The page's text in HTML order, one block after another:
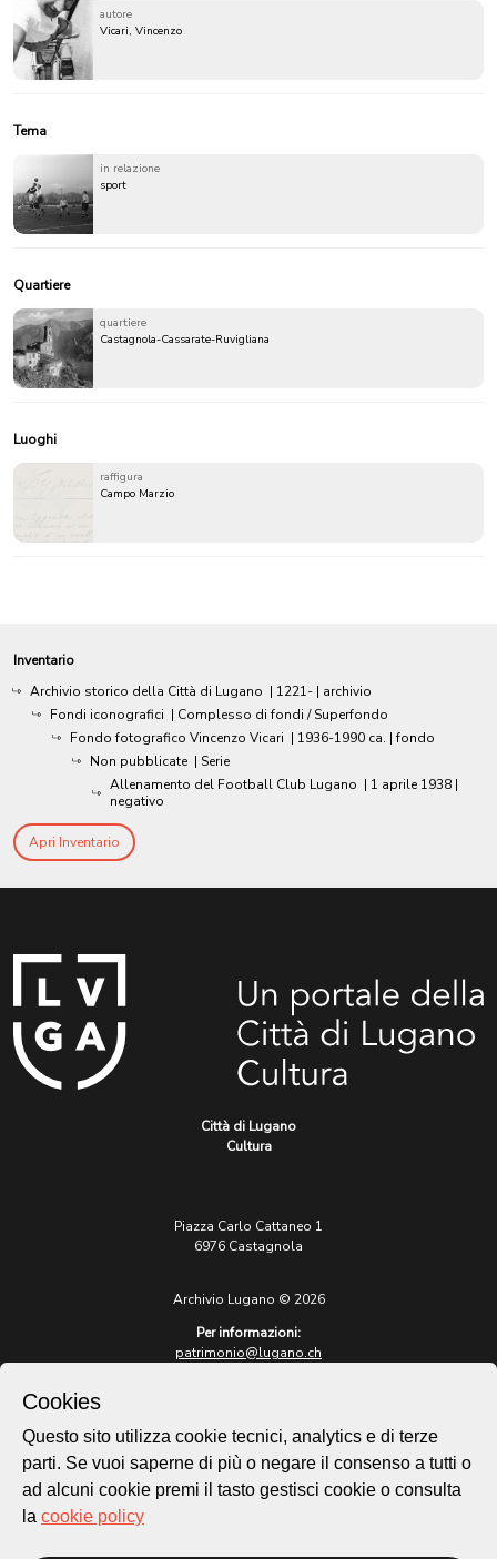
autore
Vicari, Vincenzo
Tema
in relazione
sport
Quartiere
quartiere
Castagnola-Cassarate-Ruvigliana
Luoghi
raffigura
Campo Marzio
Inventario
Archivio storico della Città di Lugano | 1221- | archivio
Fondi iconografici | Complesso di fondi / Superfondo
Fondo fotografico Vincenzo Vicari | 1936-1990 ca. | fondo
Non pubblicate | Serie
Allenamento del Football Club Lugano | 1 aprile 1938 |
negativo
Apri Inventario
Città di Lugano
Cultura
Piazza Carlo Cattaneo 1
6976 Castagnola
Archivio Lugano © 2026
Per informazioni:
patrimonio@lugano.ch
lugano.ch
Cookie policy
Cookies
Questo sito utilizza cookie tecnici, analytics e di terze
parti. Se vuoi saperne di più o negare il consenso a tutti o
ad alcuni cookie premi il tasto gestisci cookie o consulta
la cookie policy